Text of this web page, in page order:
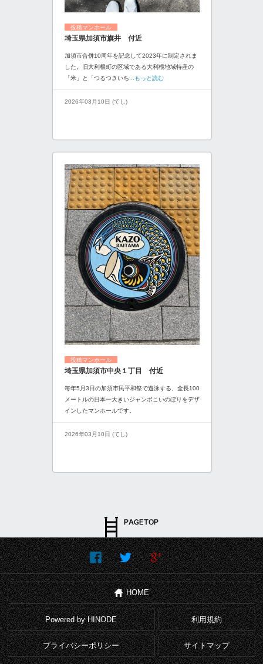
投稿マンホール
埼玉県加須市旗井 付近
加須市合併10周年を記念して2023年に制定されま
した。旧大利根町の区域である大利根地域特産の
「米」と「つるつきいち ...もっと読む
2026年03月10日 (てし)
投稿マンホール
埼玉県加須市中央１丁目 付近
毎年5月3日の加須市民平和祭で遊泳する、全長100
メートルの日本一大きいジャンボこいのぼりをデザ
インしたマンホールです。
2026年03月10日 (てし)
HOME
Powered by HINODE 利用規約
プライバシーポリシー サイトマップ